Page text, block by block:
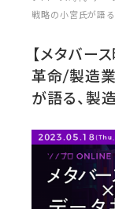
戦略の小宮氏が語
【メタバー
革命/製造業
が語る、製